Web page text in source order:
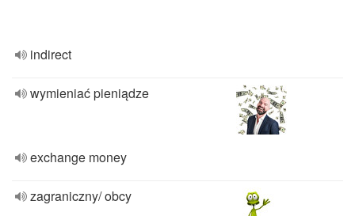
indirect
wymieniać pieniądze
exchange money
zagraniczny/ obcy